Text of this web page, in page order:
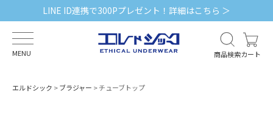
LINE ID連携で300Pプレゼント！詳細はこちら ＞
MENU 商品検索カート
エルドシック ブラジャー チューブトップ